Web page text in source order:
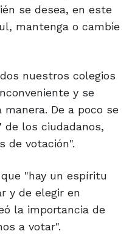
se desea, en este
mantenga o cambie
nuestros colegios
y se
De a poco se
de los ciudadanos,
de votación".
"hay un espíritu
y de elegir en
la importancia de
a votar".